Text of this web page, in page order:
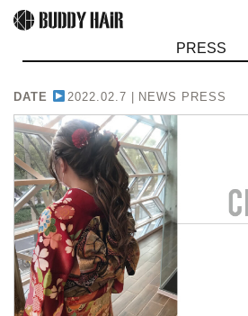
PRESS
DATE 2022.02.7 | NEWS PRESS